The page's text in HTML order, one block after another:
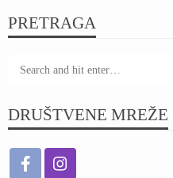
PRETRAGA
DRUŠTVENE MREŽE